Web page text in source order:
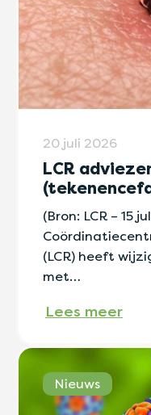
20 juli 2026
LCR
(Bron: LCR – 15
(LCR) heeft
met…
Lees meer
Nieuws